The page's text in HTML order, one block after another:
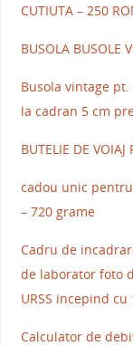
CUTIUTA – 250
BUSOLA BUSOLE
Busola vintage
la cadran 5 cm
BUTELIE DE
cadou unic
– 720 grame
Cadru de
de laborator foto
URSS incepind cu
Calculator de